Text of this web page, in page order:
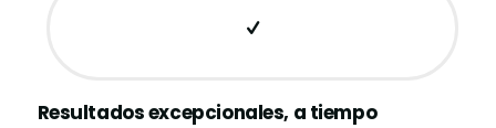
Resultados excepcionales, a tiempo